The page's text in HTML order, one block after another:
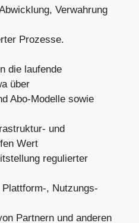
Verwahrung
Prozesse.
die laufende
über
Abo-Modelle sowie
und
Wert
regulierter
, Nutzungs-
Partnern und anderen